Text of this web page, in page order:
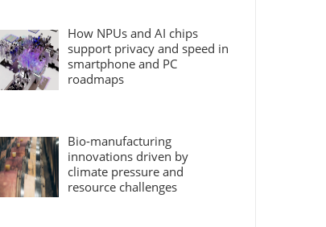
How NPUs and AI chips
support privacy and speed in
smartphone and PC
roadmaps
Bio-manufacturing
innovations driven by
climate pressure and
resource challenges